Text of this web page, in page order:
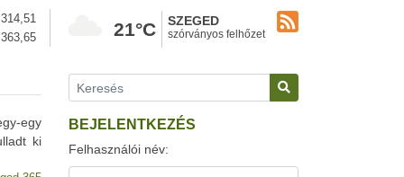
314,51
363,65
21°C SZEGED
szórványos felhőzet
egy
ki
BEJELENTKEZÉS
Felhasználói név: